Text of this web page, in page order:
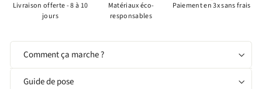
Livraison offerte - 8 à 10
jours
Matériaux éco-
responsables
Paiement en 3x sans frais
Comment ça marche ?
Guide de pose